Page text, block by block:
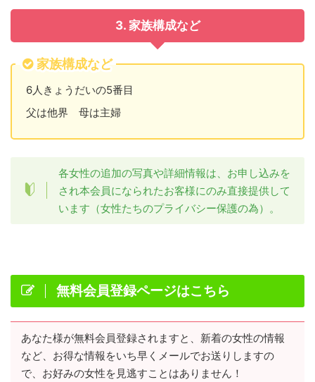
3. 家族構成など
家族構成など
6人きょうだいの5番目
父は他界 母は主婦
各女性の追加の写真や詳細情報は、お申し込みを
され本会員になられたお客様にのみ直接提供して
います（女性たちのプライバシー保護の為）。
無料会員登録ページはこちら
あなた様が無料会員登録されますと、新着の女性の情報
など、お得な情報をいち早くメールでお送りしますの
で、お好みの女性を見逃すことはありません！